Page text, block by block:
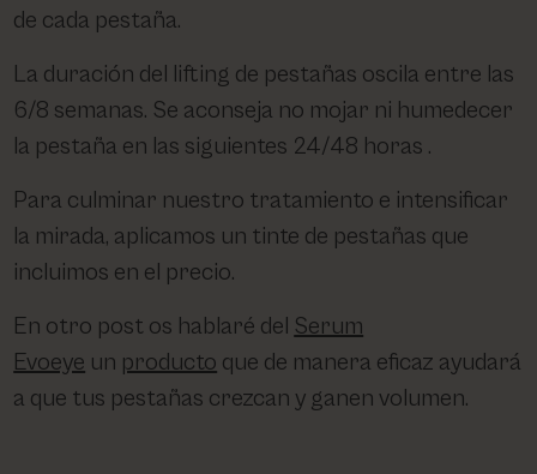
de cada pestaña.
La duración del lifting de pestañas oscila entre las
6/8 semanas. Se aconseja no mojar ni humedecer
la pestaña en las siguientes 24/48 horas .
Para culminar nuestro tratamiento e intensificar
la mirada, aplicamos un tinte de pestañas que
incluimos en el precio.
En otro post os hablaré del Serum
Evoeye un producto que de manera eficaz ayudará
a que tus pestañas crezcan y ganen volumen.